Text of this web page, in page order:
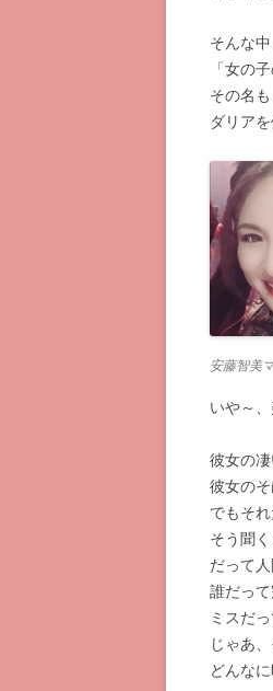
そんな
「女の
その名も
ダリア
安藤智美
いや～
彼女の
彼女の
でもそれ
そう聞
だって人
誰だって
ミスだ
じゃあ
どんな